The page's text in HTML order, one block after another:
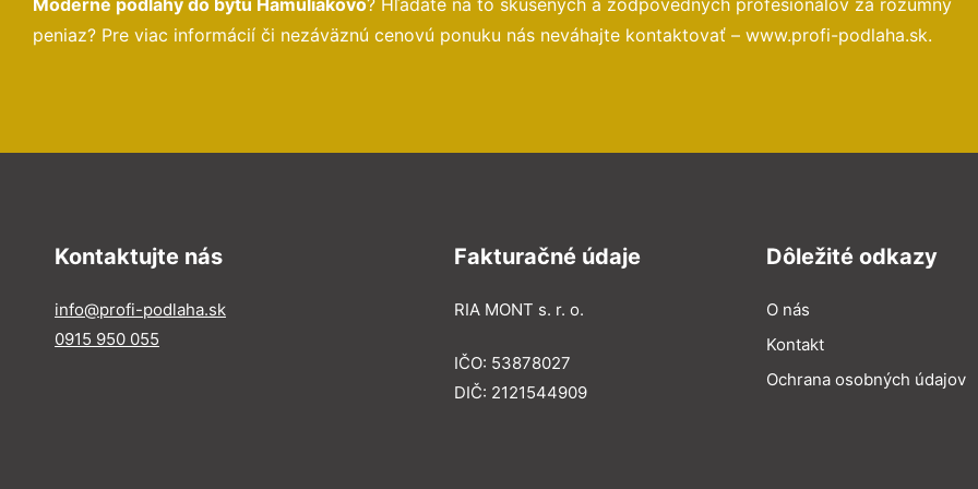
peniaz? Pre viac informácií či nezáväznú cenovú ponuku nás neváhajte kontaktovať – www.profi-podlaha.sk.
Kontaktujte nás
info@profi-podlaha.sk
0915 950 055
Fakturačné údaje
RIA MONT s. r. o.
IČO: 53878027
DIČ: 2121544909
Dôležité odkazy
O nás
Kontakt
Ochrana osobných údajov